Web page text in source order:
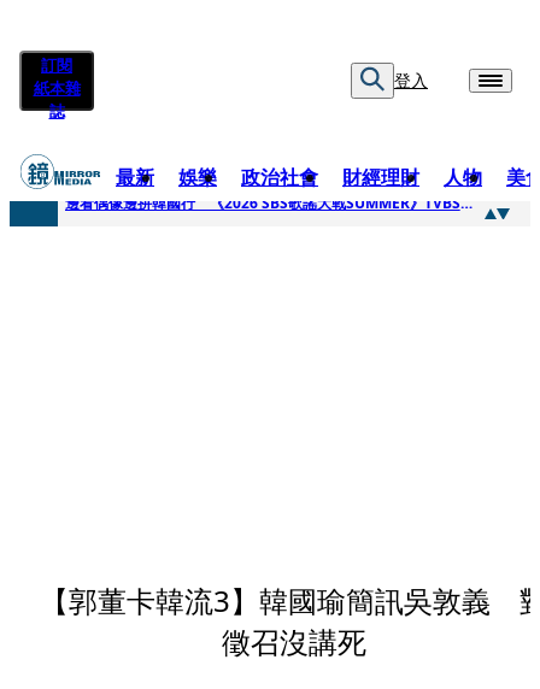
訂閱
紙本雜
誌
登入
最新 娛樂 政治社會 財經理財 人物 美
快訊
邊看偶像邊拚韓國行 《2026 SBS歌謠大戰SUMMER》TVBS直播祭追星福利
【郭董卡韓流3】韓國瑜簡訊吳敦義
徵召沒講死